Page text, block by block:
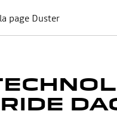
page Duster